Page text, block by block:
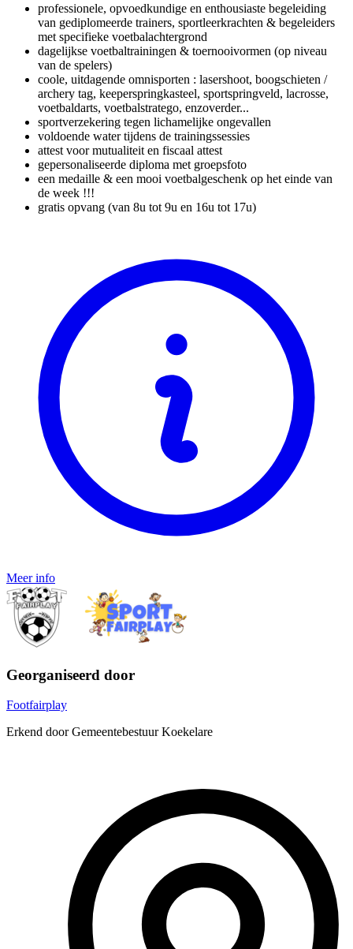
professionele, opvoedkundige en enthousiaste begeleiding
van gediplomeerde trainers, sportleerkrachten & begeleiders
met specifieke voetbalachtergrond
dagelijkse voetbaltrainingen & toernooivormen (op niveau
van de spelers)
coole, uitdagende omnisporten : lasershoot, boogschieten /
archery tag, keeperspringkasteel, sportspringveld, lacrosse,
voetbaldarts, voetbalstratego, enzoverder...
sportverzekering tegen lichamelijke ongevallen
voldoende water tijdens de trainingssessies
attest voor mutualiteit en fiscaal attest
gepersonaliseerde diploma met groepsfoto
een medaille & een mooi voetbalgeschenk op het einde van
de week !!!
gratis opvang (van 8u tot 9u en 16u tot 17u)
Meer info
Georganiseerd door
Footfairplay
Erkend door Gemeentebestuur Koekelare